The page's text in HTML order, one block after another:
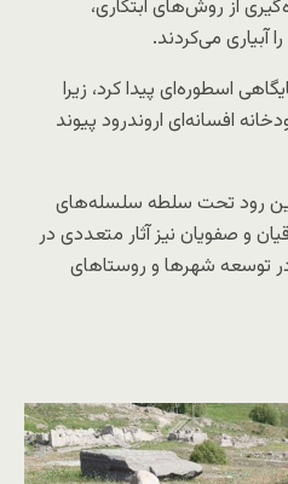
از روش‌های ابتکاری،
آبیاری می‌کردند.
اسطوره‌ای پیدا کرد، زیرا
افسانه‌ای اروندرود پیوند
این رود تحت سلطه سلسله‌های
و صفویان نیز آثار متعددی در
توسعه شهرها و روستاهای